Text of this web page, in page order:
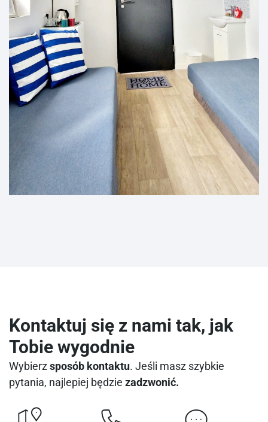
Kontaktuj się z nami tak, jak
Tobie wygodnie
Wybierzsposób kontaktu. Jeśli masz szybkie
pytania, najlepiej będzie zadzwonić.